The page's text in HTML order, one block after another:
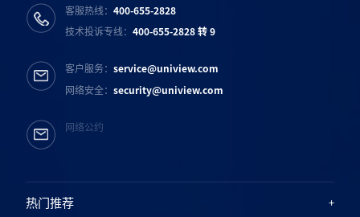
热门推荐
客服热线：400-655-2828
技术投诉专线：400-655-2828 转 9
客户服务：service@uniview.com
网络安全：security@uniview.com
网络公约